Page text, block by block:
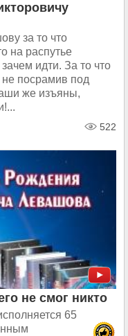
за то что
на распутье
идти. За то что
посрамив под
же изъяны,
522
не смог никто
65